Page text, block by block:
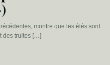
montre que les étés sont
des truites […]